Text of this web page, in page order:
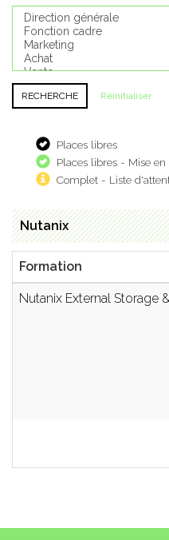
Réinitialiser
Places libres
Places libres - Mise
Complet - Liste
Nutanix
Formation
Nutanix External Storage